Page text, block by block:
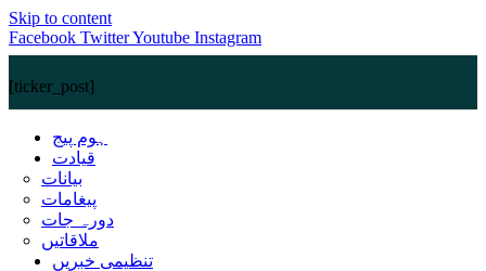
Skip to content
Facebook TwitterYoutube Instagram
[ticker_post]
ہوم پیج
قیادت
بیانات
پیغامات
دورہ جات
ملاقاتیں
تنظیمی خبریں